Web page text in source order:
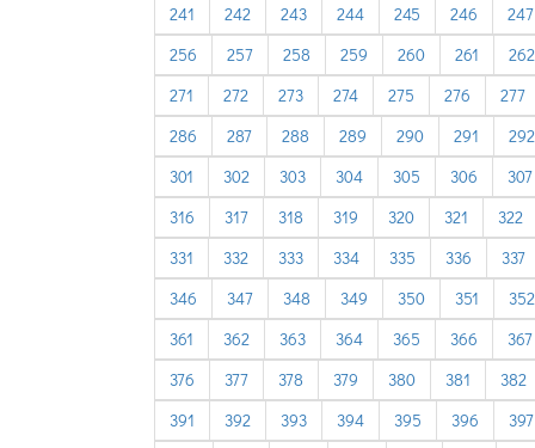
241 242 243 244 245 246
247
256
257 258 259 260 261
262
271
272 273 274 275 276
277
286
287 288 289 290 291
292
301
302 303 304 305 306
307
316
317 318 319 320 321
322
331
332 333 334 335 336
337
346
347 348 349 350 351
352
361
362 363 364 365 366
367
376
377 378 379 380 381
382
391
392 393 394 395 396
397